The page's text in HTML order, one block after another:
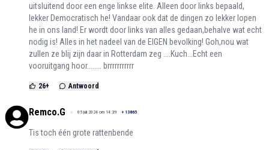
uitsluitend door een enge linkse elite. Alleen door links bepaald,
lekker Democratisch he! Vandaar ook dat de dingen zo lekker lopen
he in ons land! Er wordt door links van alles gedaan,behalve wat echt
nodig is! Alles in het nadeel van de EIGEN bevolking! Goh,nou wat
zullen ze blij zijn daar in Rotterdam zeg ....Kuch...Echt een
vooruitgang hoor........ brrrrrrrrrrr
26+ Antwoord
Remco.G 05 juli 2024 om 14:39 + 13865
Tis toch één grote rattenbende